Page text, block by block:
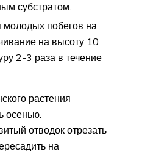
субстратом.
молодых побегов на
на высоту 10
2-3 раза в течение
растения
осенью.
отводок отрезать
на